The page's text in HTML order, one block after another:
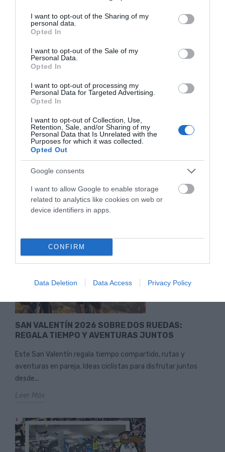
not limited to your visit or usage behaviour. You may click to
grant or deny consent to Google and its third-party tags to
use your data for below specified purposes in below Google
consent section.
I want to opt-out of the Sharing of my
personal data.
Opted In
I want to opt-out of the Sale of my
Personal Data.
Opted In
I want to opt-out of processing my
Personal Data for Targeted Advertising.
Opted In
I want to opt-out of Collection, Use,
Retention, Sale, and/or Sharing of my
Personal Data that Is Unrelated with the
Purposes for which it was collected.
Opted Out
Google consents
I want to allow Google to enable storage
related to analytics like cookies on web or
device identifiers in apps.
CONFIRM
Data Deletion Data Access Privacy Policy
ARTÍCULOS RELACIONADOS
QUÉ LLEVAR EN TUS SALIDAS EN BICICLETA DE
VARIOS DÍAS: GUÍA IMPRESCINDIBLE PARA
CICLOVIAJEROS
El cicloturismo es mucho más que desplazarse en bicicleta.
Es una experiencia de conexión con el entorno, de libertad...
Leer Más
SAN VALENTÍN 2026 SOBRE DOS RUEDAS:
REGALA TIEMPO Y AVENTURAS JUNTOS
Este San Valentín regala tiempo compartido, rutas y
aventuras en pareja. Ideas ciclistas para disfrutar juntos
desde...
Leer Más